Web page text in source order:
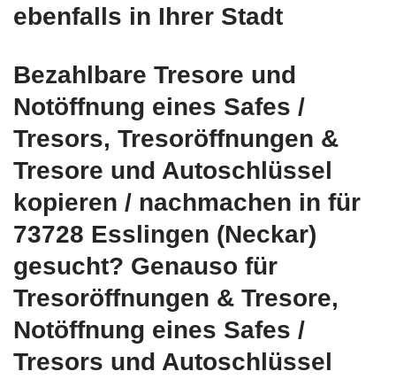
ebenfalls in Ihrer Stadt
Bezahlbare Tresore und
Notöffnung eines Safes /
Tresors, Tresoröffnungen &
Tresore und Autoschlüssel
kopieren / nachmachen in für
73728 Esslingen (Neckar)
gesucht? Genauso für
Tresoröffnungen & Tresore,
Notöffnung eines Safes /
Tresors und Autoschlüssel